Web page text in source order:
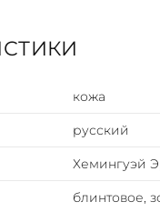
стиль оформления
«Фиеста», «Вешние
классика
«Победитель не
классика
звонит колокол»
кожа
русский
Хемингуэй
блинтовое,